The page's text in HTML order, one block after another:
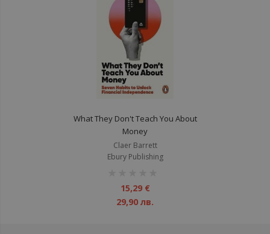
What They Don't Teach You About
Money
Claer Barrett
Ebury Publishing
15,29 €
29,90 лв.